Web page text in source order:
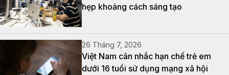
hẹp khoảng cách sáng tạo
26 Tháng 7, 2026
Việt Nam cân nhắc hạn chế trẻ em
dưới 16 tuổi sử dụng mạng xã hội